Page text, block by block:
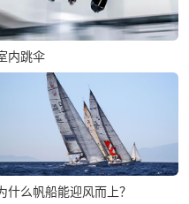
内跳伞
什么帆船能迎风而上？